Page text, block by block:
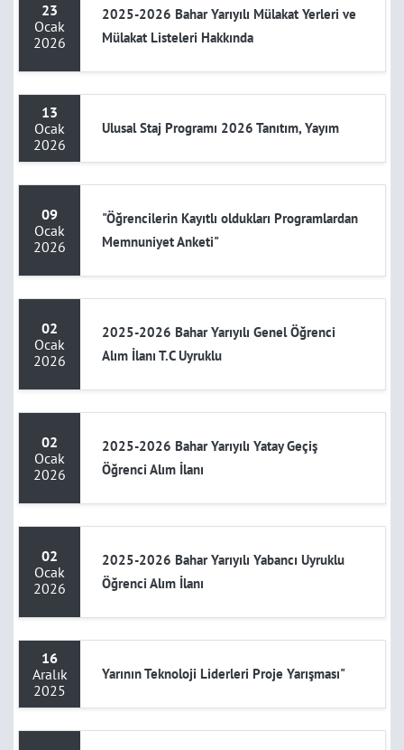
23
Ocak
2026
2025-2026 Bahar Yarıyılı Mülakat Yerleri ve
Mülakat Listeleri Hakkında
13
Ocak
2026
Ulusal Staj Programı 2026 Tanıtım, Yayım
09
Ocak
2026
"Öğrencilerin Kayıtlı oldukları Programlardan
Memnuniyet Anketi"
02
Ocak
2026
2025-2026 Bahar Yarıyılı Genel Öğrenci
Alım İlanı T.C Uyruklu
02
Ocak
2026
2025-2026 Bahar Yarıyılı Yatay Geçiş
Öğrenci Alım İlanı
02
Ocak
2026
2025-2026 Bahar Yarıyılı Yabancı Uyruklu
Öğrenci Alım İlanı
16
Aralık
2025
Yarının Teknoloji Liderleri Proje Yarışması"